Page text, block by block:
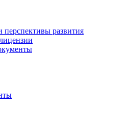
развития